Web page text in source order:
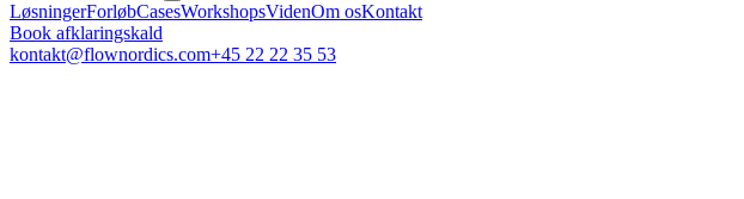
LøsningerForløbCasesWorkshopsVidenOm osKontakt
Book afklaringskald
kontakt@flownordics.com+45 22 22 35 53